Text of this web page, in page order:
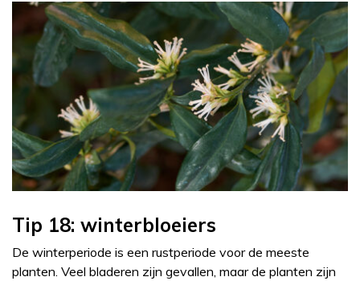
Tip 18: winterbloeiers
De winterperiode is een rustperiode voor de meeste
planten. Veel bladeren zijn gevallen, maar de planten zijn